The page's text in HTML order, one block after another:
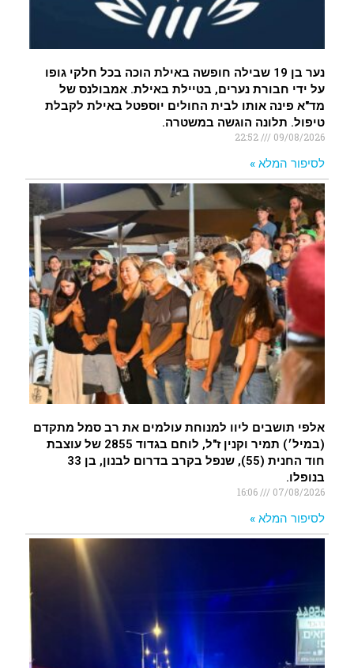
נער בן 19 שבילה חופשה באילת הוכה בכל חלקי גופו
על ידי חבורת נערים, בטיילת באילת. אמבולנס של
מד"א פינה אותו לבית החולים יוספטל באילת לקבלת
טיפול. תלונה הוגשה במשטרה.
09/08/2026
22:52
לסיפור המלא »
אלפי תושבים ליוו למנוחת עולמים את רב סמל מתקדם
(במיל׳) תמיר וקנין ז"ל, לוחם בגדוד 2855 של עוצבת
חוד החנית (55), שנפל בקרב בדרום לבנון, בן 33
בנופלו.
07/08/2026
16:06
לסיפור המלא »